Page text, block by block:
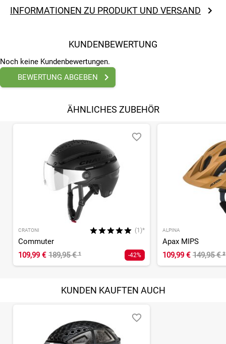
INFORMATIONEN ZU PRODUKT UND VERSAND
KUNDENBEWERTUNG
Noch keine Kundenbewertungen.
BEWERTUNG ABGEBEN
ÄHNLICHES ZUBEHÖR
CRATONI (1)*
Commuter
109,99 € 189,95 €¹ -42%
ALPINA
Apax MIPS
109,99 € 149,95 €²
KUNDEN KAUFTEN AUCH